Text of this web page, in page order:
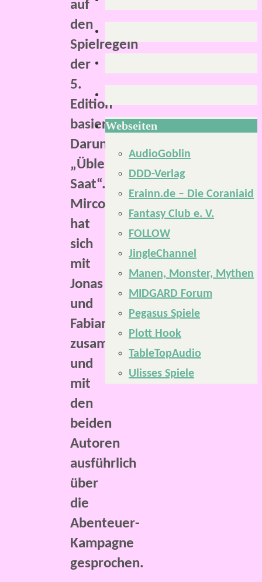
auf
den
Spielregeln
der
5.
Edition
basieren.
Darunter
„Üble
Saat“.
Mirco
hat
sich
mit
Jonas
und
Fabian
zusammengesetzt
und
mit
den
beiden
Autoren
ausführlich
über
die
Abenteuer-
Kampagne
gesprochen.
Webseiten
AudioGoblin
DDD-Verlag
Erainn.de – Die Coraniaid
Fantasy Club e. V.
FOLLOW
JingleChannel
Manen, Monster, Mythen
MIDGARD Forum
Pegasus Spiele
Plott Hook
TableTopAudio
Ulisses Spiele